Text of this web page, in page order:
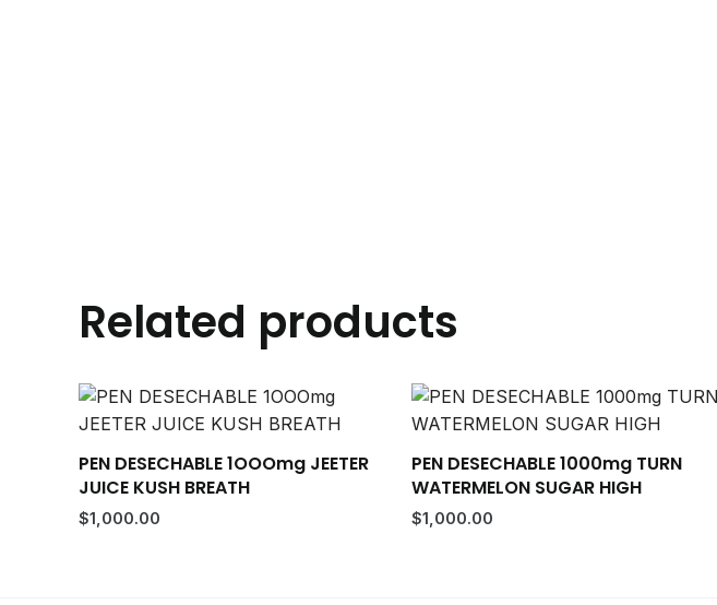
Related products
PEN DESECHABLE 1OOOmg JEETER
JUICE KUSH BREATH
$1,000.00
PEN DESECHABLE 1000mg TURN
WATERMELON SUGAR HIGH
$1,000.00